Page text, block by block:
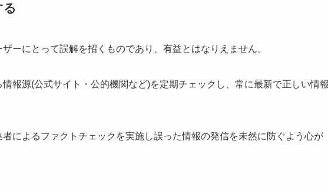
ーにとって誤解を招くものであり、有益とはなりえません。
報源(公式サイト・公的機関など)を定期チェックし、常に最新で正しい情
によるファクトチェックを実施し誤った情報の発信を未然に防ぐよう心が